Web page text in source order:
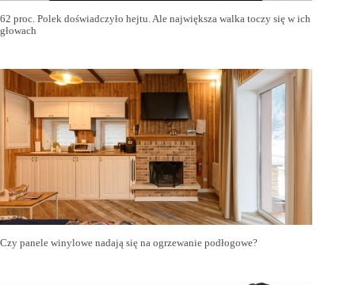
62 proc. Polek doświadczyło hejtu. Ale największa walka toczy się w ich
głowach
Czy panele winylowe nadają się na ogrzewanie podłogowe?